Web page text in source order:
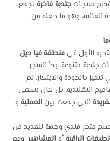
منتجاتجلدية فاخرة تجمع
العالية، وهو ما جعله من
الأول فيمنطقة فيا ديل
جلدية متنوعة. بدأ المتجر
تتميز بالجودة والابتكار. لم
التقليدية، بل كان يسعى
التي جمعت بينالعمليةو
متجر فندي وجهة للعديد من